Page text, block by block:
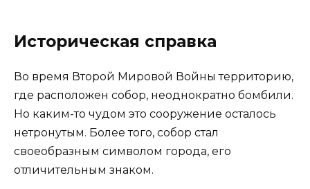
Историческая справка
Во время Второй Мировой Войны территорию,
где расположен собор, неоднократно бомбили.
Но каким-то чудом это сооружение осталось
нетронутым. Более того, собор стал
своеобразным символом города, его
отличительным знаком.